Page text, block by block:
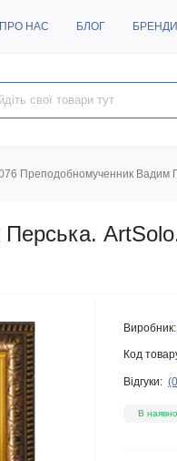
ПРО НАС БЛОГ БРЕНДИ
Преподобномученник Вадим
Виробник:
Код
Відгуки:
В